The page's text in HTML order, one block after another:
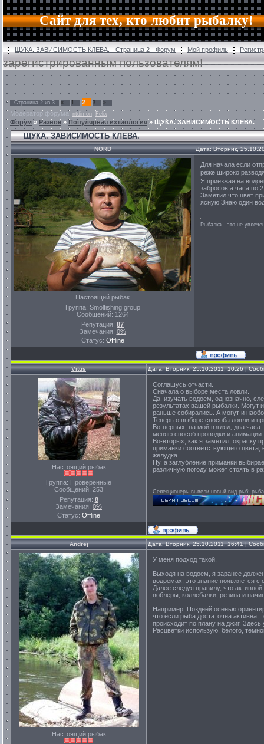
Сайт для тех, кто любит рыбалку!
ЩУКА. ЗАВИСИМОСТЬ КЛЕВА. - Страница 2 - Форум Мой профиль
зарегистрированным пользователям!
Страница 2 из 3 « 1 2 3 »
Модератор форума: ntdimon , Felix
Форум» Разное » Популярная ихтиология» ЩУКА. ЗАВИСИМОСТЬ КЛЕВА.
ЩУКА. ЗАВИСИМОСТЬ КЛЕВА.
NORD Дата: Вторник,
Настоящий рыбак
Группа: Smolfishing group
Сообщений: 1264
Репутация: 87
Замечания: 0%
Статус: Offline
Для начала если
реже широко
Я приезжая на
забросов,а часа по
Заметил,что цвет
ясную.Знаю один
Рыбалка - это не
Vitus Дата: Вторник, 25.10.2011, 10:26 |
Настоящий рыбак
Группа: Проверенные
Сообщений: 253
Репутация: 8
Замечания: 0%
Статус: Offline
Соглашусь отчасти.
Сначала о выборе места ловли.
Да, изучать водоем, однозначно,
результатах вашей рыбалки. Могут
раньше собирались. А могут и
Теперь о выборе способа ловли и
Во-первых, на мой взгляд, два
меняю способ проводки и
Во-вторых, как я заметил, окраску
приманки соответствующего
желудка.
Ну, а заглубление приманки
различную погоду может стоять в
Селекционеры вывели новый вид рыб:
Andrej Дата: Вторник, 25.10.2011, 16:41 |
Настоящий рыбак
У меня подход такой.
Выходя на водоем, я заранее
водоемах, это знание появляется
Далее следуя правилу, что
воблеры, коллебалки, резина и
Например. Поздней осенью
что если рыба достаточна активна,
происходит по плану на джиг.
Расцветки использую, белого,